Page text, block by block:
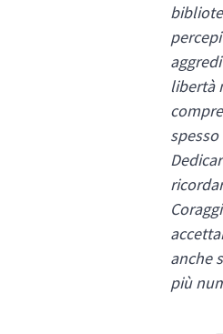
libertà
anche
più